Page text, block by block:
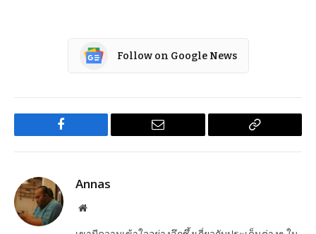
Follow on Google News
Facebook Email
Copy
Annas
Website